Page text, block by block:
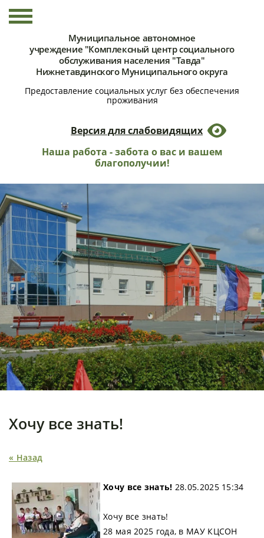
Муниципальное автономное
учреждение "Комплексный центр социального
обслуживания населения "Тавда"
Нижнетавдинского Муниципального округа
Предоставление социальных услуг без обеспечения
проживания
Версия для слабовидящих
Наша работа - забота о вас и вашем
благополучии!
Хочу все знать!
« Назад
Хочу все знать! 28.05.2025 15:34
Хочу все знать!
28 мая 2025 года, в МАУ КЦСОН